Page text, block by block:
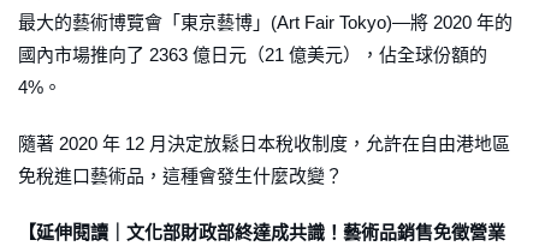
最大的藝術博覽會「東京藝博」(Art Fair Tokyo)—將 2020 年的
國內市場推向了 2363 億日元（21 億美元），佔全球份額的
4%。
隨著 2020 年 12 月決定放鬆日本稅收制度，允許在自由港地區
免稅進口藝術品，這種會發生什麼改變？
【延伸閱讀｜文化部財政部終達成共識！藝術品銷售免徵營業